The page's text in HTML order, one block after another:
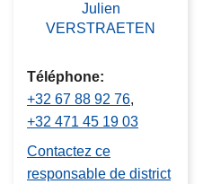
Julien
VERSTRAETEN
Téléphone
+32 67 88 92 76
+32 471 45 19 03
Contactez ce
responsable de district